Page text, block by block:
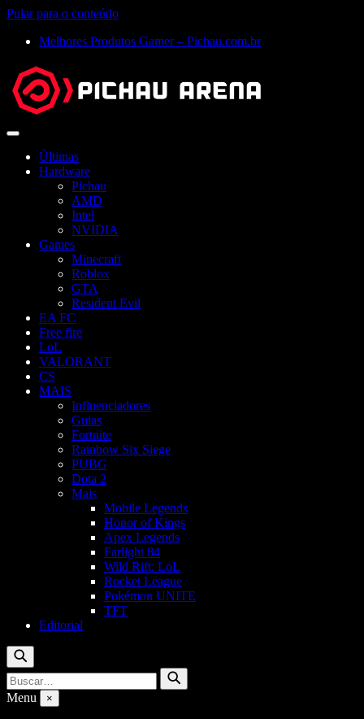
Pular para o conteúdo
Melhores Produtos Gamer – Pichau.com.br
Abrir
Últimas
Hardware
Pichau
AMD
Intel
NVIDIA
Games
Minecraft
Roblox
GTA
Resident Evil
EA FC
Free fire
LoL
VALORANT
CS
MAIS
Influenciadores
Guias
Fortnite
Rainbow Six Siege
PUBG
Dota 2
Mais
Mobile Legends
Honor of Kings
Apex Legends
Farlight 84
Wild Rift: LoL
Rocket League
Pokémon UNITE
TFT
Editorial
Buscar
Buscar
por:
Buscar
Menu ×